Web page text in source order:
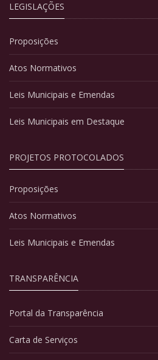
LEGISLAÇÕES
Proposições
Atos Normativos
Leis Municipais e Emendas
Leis Municipais em Destaque
PROJETOS PROTOCOLADOS
Proposições
Atos Normativos
Leis Municipais e Emendas
TRANSPARÊNCIA
Portal da Transparência
Carta de Serviços